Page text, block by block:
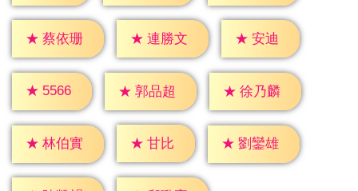
★ 蔡依珊 ★ 連勝文 ★ 安迪
★ 5566 ★ 郭品超 ★ 徐乃麟
★ 林伯實 ★ 甘比 ★ 劉鑾雄